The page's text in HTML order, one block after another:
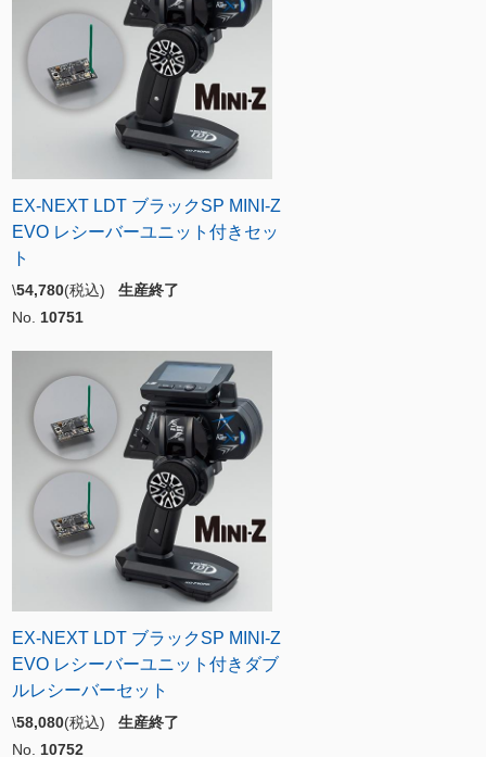
EX-NEXT LDT ブラックSP MINI-Z
EVO レシーバーユニット付きセッ
ト
\54,780(税込) 生産終了
No. 10751
EX-NEXT LDT ブラックSP MINI-Z
EVO レシーバーユニット付きダブ
ルレシーバーセット
\58,080(税込) 生産終了
No. 10752